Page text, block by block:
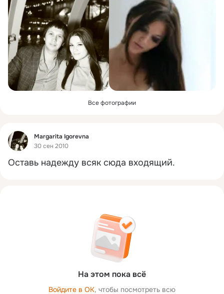
Все фотографии
Фид
Margarita Igorevna
30 сен 2010
Оставь надежду всяк сюда входящий.
На этом пока всё
Войдите в ОК, чтобы посмотреть всю